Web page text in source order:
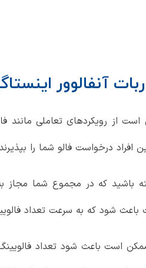
آنفالوور
از رویکردهای تعاملی مانند
افراد درخواست فالو شما را
شود که به سرعت تعداد
است باعث شود تعداد